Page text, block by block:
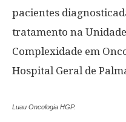
pacientes
tratamento na
Complexidade em
Hospital Geral de
Luau Oncologia HGP.